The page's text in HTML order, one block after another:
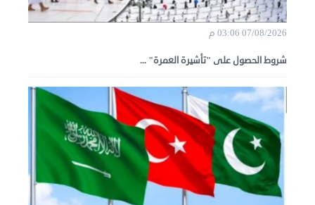
07/08/2026 03:06 م
شروط الحصول على "تأشيرة العمرة" ...